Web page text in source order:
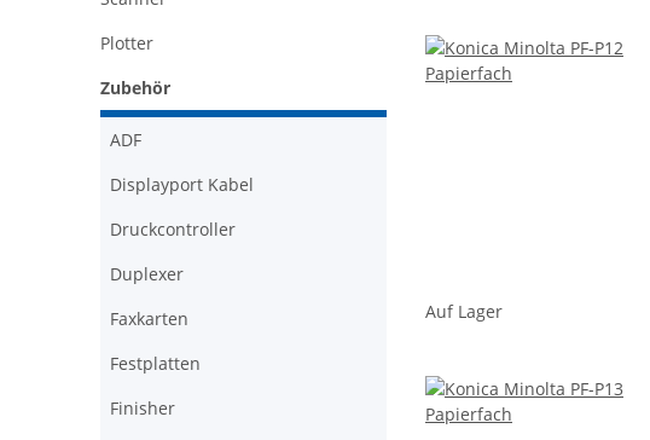
Auf Lager
Plotter
Zubehör
ADF
Displayport Kabel
Druckcontroller
Duplexer
Faxkarten
Festplatten
Finisher